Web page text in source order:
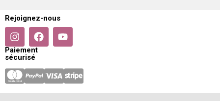
Rejoignez-nous
Paiement
sécurisé